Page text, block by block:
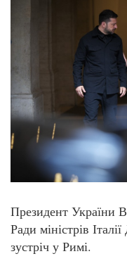
Президент України
Ради міністрів
зустріч у Римі.